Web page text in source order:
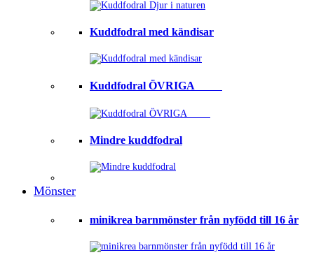
Kuddfodral med kändisar
Kuddfodral ÖVRIGA ⠀⠀⠀
Mindre kuddfodral
Mönster
minikrea barnmönster från nyfödd till 16 år